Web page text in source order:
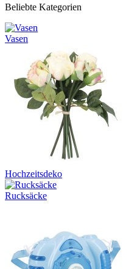
Beliebte Kategorien
Vasen
Hochzeitsdeko
Rucksäcke